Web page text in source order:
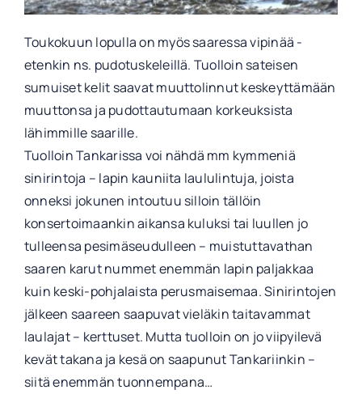
Toukokuun lopulla on myös saaressa vipinää -
etenkin ns. pudotuskeleillä. Tuolloin sateisen
sumuiset kelit saavat muuttolinnut keskeyttämään
muuttonsa ja pudottautumaan korkeuksista
lähimmille saarille.
Tuolloin Tankarissa voi nähdä mm kymmeniä
sinirintoja – lapin kauniita laululintuja, joista
onneksi jokunen intoutuu silloin tällöin
konsertoimaankin aikansa kuluksi tai luullen jo
tulleensa pesimäseudulleen – muistuttavathan
saaren karut nummet enemmän lapin paljakkaa
kuin keski-pohjalaista perusmaisemaa. Sinirintojen
jälkeen saareen saapuvat vieläkin taitavammat
laulajat – kerttuset. Mutta tuolloin on jo viipyilevä
kevät takana ja kesä on saapunut Tankariinkin –
siitä enemmän tuonnempana…